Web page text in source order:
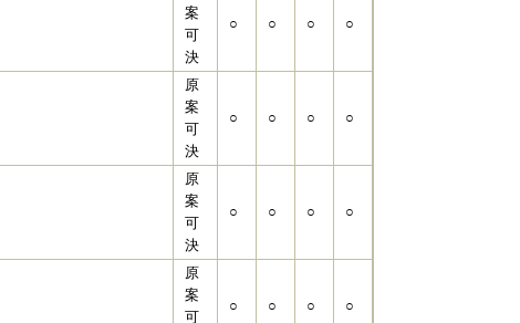
案
可
決
○ ○ ○ ○
原
案
可
決
○ ○ ○ ○
原
案
可
決
○ ○ ○ ○
原
案
可
○ ○ ○ ○